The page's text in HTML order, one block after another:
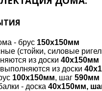
- брус 150х150мм
(стойки, силовые
из доски 40х150мм
из доски
100х150мм, шаг 590мм
- доска 40х150мм,